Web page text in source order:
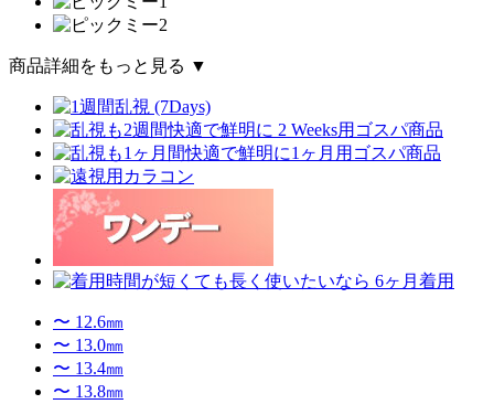
商品詳細をもっと見る ▼
〜 12.6㎜
〜 13.0㎜
〜 13.4㎜
〜 13.8㎜